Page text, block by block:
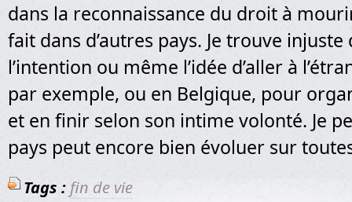
dans la reconnaissance du droit à
fait dans d’autres pays. Je trouve injuste
l’intention ou même l’idée d’aller à
par exemple, ou en Belgique, pour
et en finir selon son intime volonté. Je
pays peut encore bien évoluer sur
Tags : fin de vie